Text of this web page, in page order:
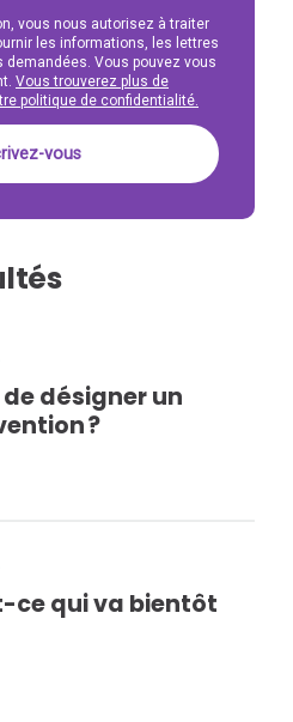
vous nous autorisez à traiter
les informations, les lettres
Vous pouvez vous
Vous trouverez plus de
politique de confidentialité.
désigner un
?
ce qui va bientôt